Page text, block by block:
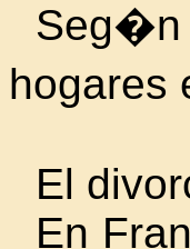
Seg�n
hogares
El
En